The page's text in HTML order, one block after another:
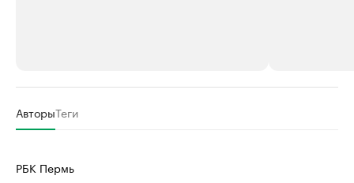
Крупнейшие производители и
Ознакомьтесь с информацией в каталоге
АвторыТеги
РБК Пермь